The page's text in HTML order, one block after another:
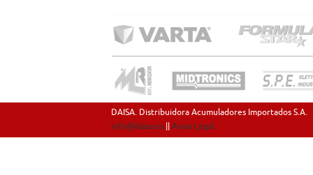
DAISA. Distribuidora Acumuladores Importados S.A.
info@daisa.es|| Aviso Legal